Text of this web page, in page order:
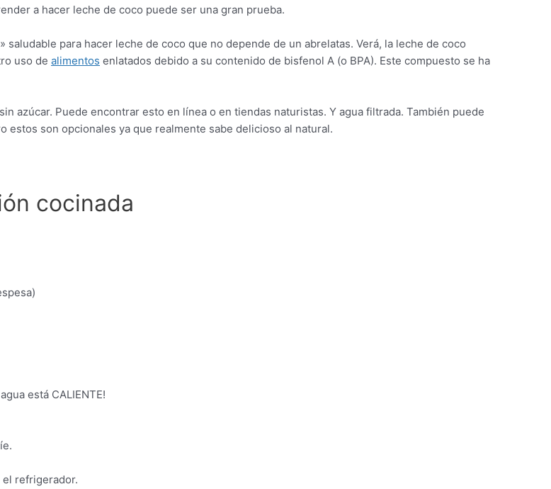
a hacer leche de coco puede ser una gran prueba.
para hacer leche de coco que no depende de un abrelatas. Verá, la leche de coco
uso de alimentos enlatados debido a su contenido de bisfenol A (o BPA). Este compuesto se ha
azúcar. Puede encontrar esto en línea o en tiendas naturistas. Y agua filtrada. También puede
estos son opcionales ya que realmente sabe delicioso al natural.
cocinada
está CALIENTE!
el refrigerador.